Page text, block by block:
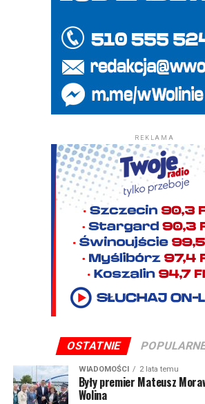
REKLAMA
OSTATNIE
WIADOMOŚCI 2 lata temu
Były premier Mateusz
Wolina